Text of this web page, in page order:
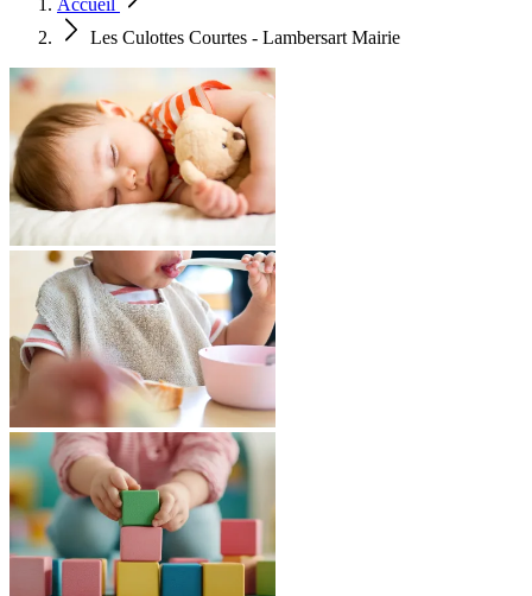
Accueil
Les Culottes Courtes - Lambersart Mairie